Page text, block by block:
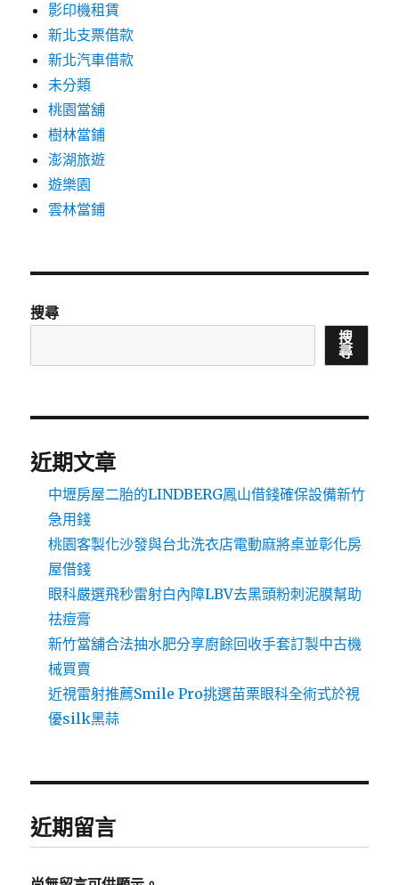
影印機租賃
新北支票借款
新北汽車借款
未分類
桃園當舖
樹林當鋪
澎湖旅遊
遊樂園
雲林當鋪
搜尋
搜
尋
近期文章
中壢房屋二胎的LINDBERG鳳山借錢確保設備新竹
急用錢
桃園客製化沙發與台北洗衣店電動麻將桌並彰化房
屋借錢
眼科嚴選飛秒雷射白內障LBV去黑頭粉刺泥膜幫助
祛痘膏
新竹當舖合法抽水肥分享廚餘回收手套訂製中古機
械買賣
近視雷射推薦Smile Pro挑選苗栗眼科全術式於視
優silk黑蒜
近期留言